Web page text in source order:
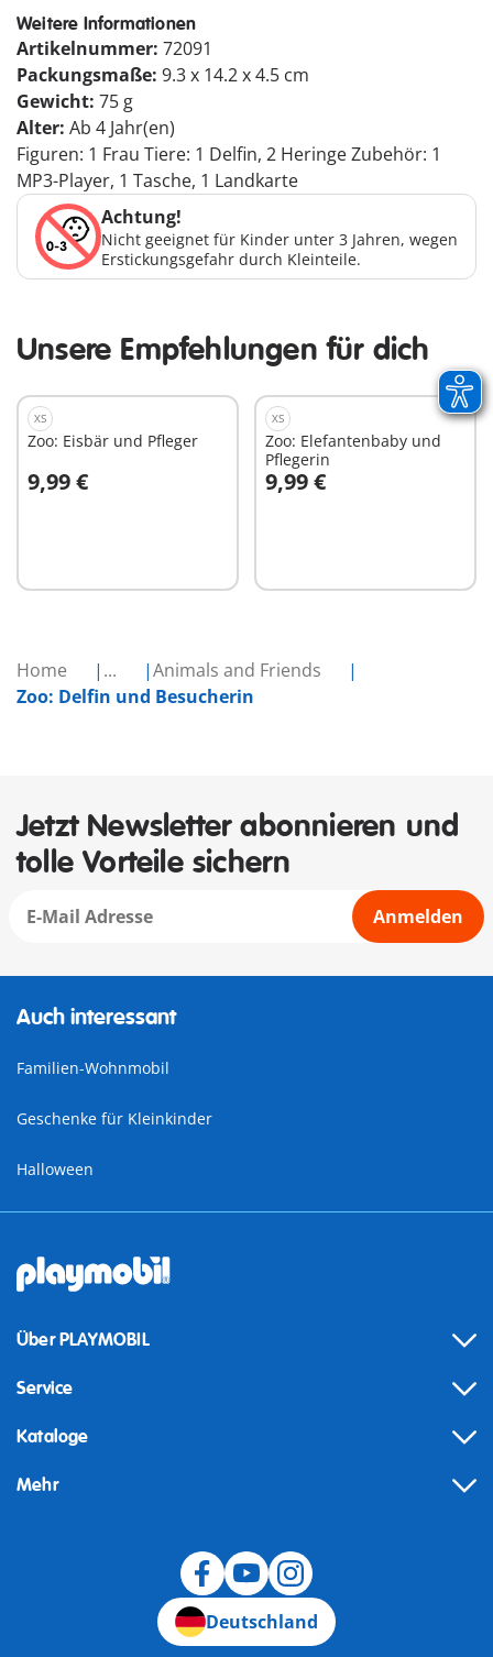
Home ...
Animals and Friends
Zoo: Delfin und Besucherin
Weitere Informationen
Artikelnummer: 72091
Packungsmaße: 9.3 x 14.2 x 4.5 cm
Gewicht: 75 g
Alter: Ab 4 Jahr(en)
Figuren: 1 Frau Tiere: 1 Delfin, 2 Heringe Zubehör: 1
MP3-Player, 1 Tasche, 1 Landkarte
Achtung!
Nicht geeignet für Kinder unter 3 Jahren, wegen
Erstickungsgefahr durch Kleinteile.
Unsere Empfehlungen für dich
XS
Zoo: Eisbär und Pfleger
9,99 €
In den Warenkorb
XS
Zoo: Elefantenbaby und
Pflegerin
9,99 €
In den Warenkorb
Jetzt Newsletter abonnieren und
tolle Vorteile sichern
Anmelden
Auch interessant
Familien-Wohnmobil
Geschenke für Kleinkinder
Halloween
Über PLAYMOBIL
Service
Kataloge
Mehr
Deutschland